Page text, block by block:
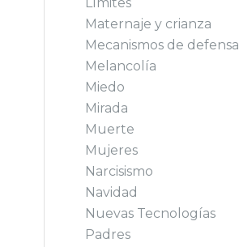
Maternaje y crianza
Mecanismos de defensa
Melancolía
Miedo
Mirada
Muerte
Mujeres
Narcisismo
Navidad
Nuevas Tecnologías
Padres